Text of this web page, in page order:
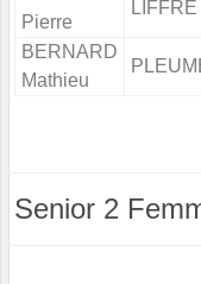
Pierre
LIFFRE
BERNARD
Mathieu
Senior 2